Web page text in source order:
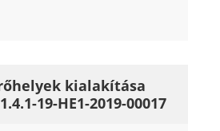
kialakítása
19-HE1-2019-00017